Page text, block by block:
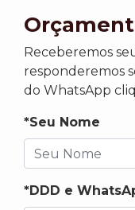
Receberemos
responderemos
do WhatsApp
*Seu Nome
*DDD e